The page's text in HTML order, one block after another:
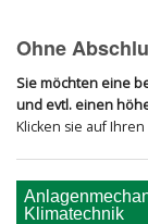
Ohne
Sie möchten eine
und evtl. einen
Klicken sie auf
Klimatechnik